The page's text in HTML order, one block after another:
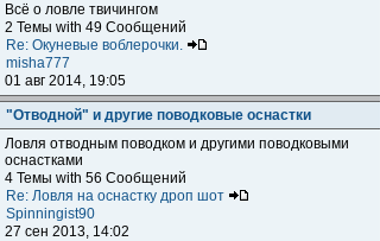
Всё о ловле твичингом
2 Темы with 49 Сообщений
Re: Окуневые воблерочки.
misha777
01 авг 2014, 19:05
"Отводной" и другие поводковые оснастки
Ловля отводным поводком и другими поводковыми
оснастками
4 Темы with 56 Сообщений
Re: Ловля на оснастку дроп шот
Spinningist90
27 сен 2013, 14:02